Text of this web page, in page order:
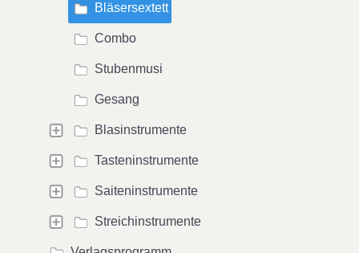
Bläsersextett
Combo
Stubenmusi
Gesang
Blasinstrumente
Tasteninstrumente
Saiteninstrumente
Streichinstrumente